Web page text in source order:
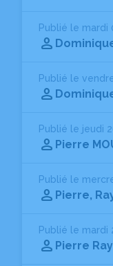
Publié le mardi
Publié le
Publié le jeudi
Pierre
Publié le
Pierre,
Publié le mardi
Pierre